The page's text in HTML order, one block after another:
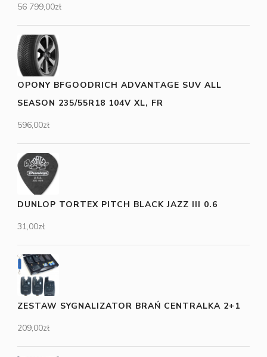
56 799,00zł
OPONY BFGOODRICH ADVANTAGE SUV ALL
SEASON 235/55R18 104V XL, FR
596,00zł
DUNLOP TORTEX PITCH BLACK JAZZ III 0.6
31,00zł
ZESTAW SYGNALIZATOR BRAŃ CENTRALKA 2+1
209,00zł